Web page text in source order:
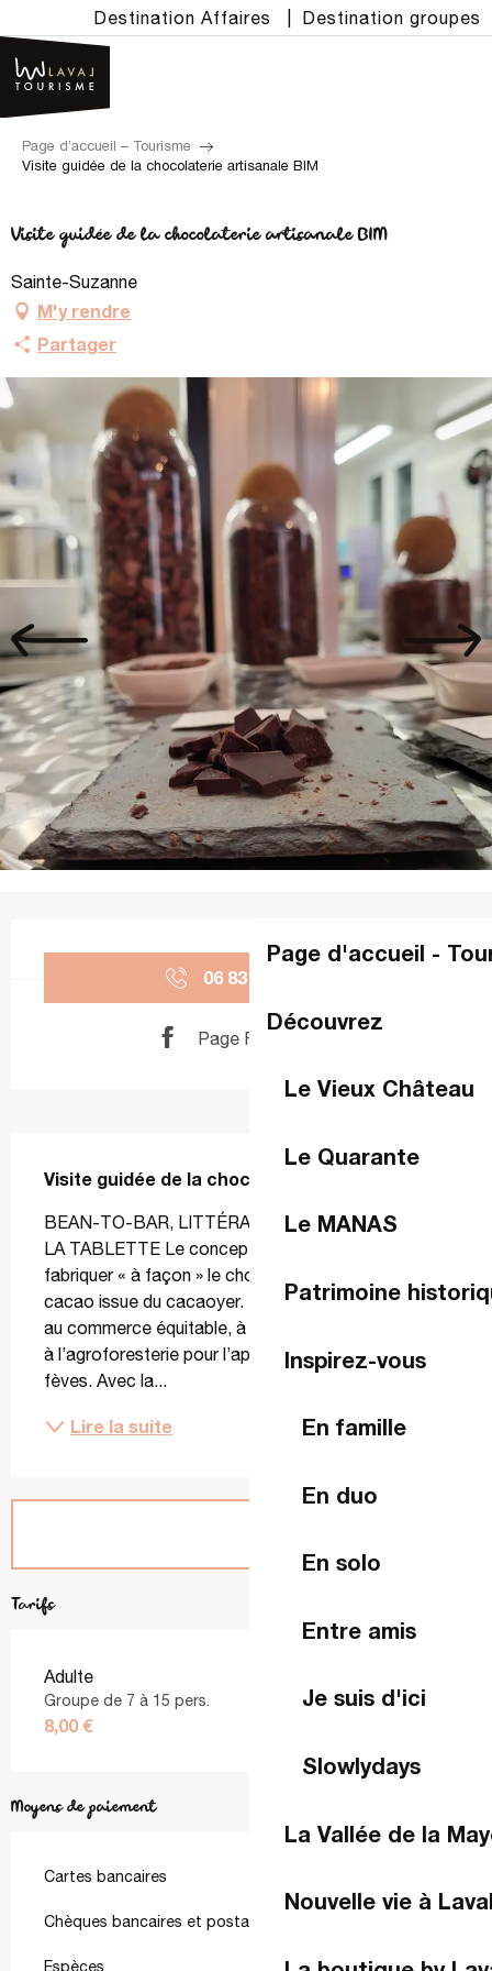
au
contenu
principal
Destination Affaires Destination groupes
Page d'accueil -
Découvrez
Le Vieux Château
Le Quarante
Le MANAS
Patrimoine
Inspirez-vous
En famille
En duo
En solo
Entre amis
Je suis d'ici
Slowlydays
La Vallée de la
Nouvelle vie à
Page d’accueil – Tourisme
Visite guidée de la chocolaterie artisanale BIM
Visite guidée de la chocolaterie artisanale BIM
Sainte-Suzanne
M'y rendre
Partager
06 83 70 43
Page Facebook
Visite guidée de la chocolaterie artisanale BIM
BEAN-TO-BAR, LITTÉRALEMENT DE LA FÈVE À
LA TABLETTE Le concept Bean-to-bar vise à
fabriquer « à façon » le chocolat depuis la fève de
cacao issue du cacaoyer. BIM s’impose le recours
au commerce équitable, à l’agriculture biologique et
à l’agroforesterie pour l’approvisionnement des
fèves. Avec la...
Lire la suite
Tarifs
Adulte
Groupe de 7 à 15 pers.
8,00 €
Moyens de paiement
Cartes bancaires
Chèques bancaires et postaux
Espèces